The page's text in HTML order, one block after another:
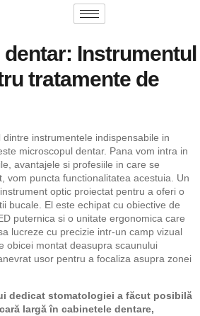
Instrumentul
tratamente de
instrumentele indispensabile in
microscopul dentar. Pana vom intra in
avantajele si profesiile in care se
vom puncta functionalitatea acestuia. Un
optic proiectat pentru a oferi o
bucale. El este echipat cu obiective de
puternica si o unitate ergonomica care
lucreze cu precizie intr-un camp vizual
obicei montat deasupra scaunului
usor pentru a focaliza asupra zonei
dedicat stomatologiei a făcut posibilă
largă în cabinetele dentare,